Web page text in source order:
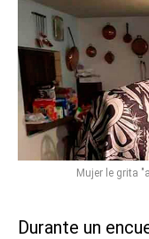
Mujer le grita
Durante un